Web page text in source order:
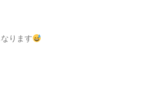
ります